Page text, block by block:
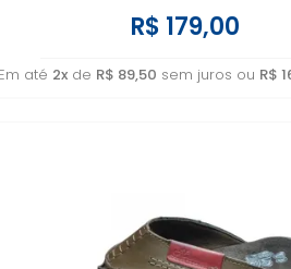
R$ 179,00
até 2x de R$ 89,50 sem juros ou R$